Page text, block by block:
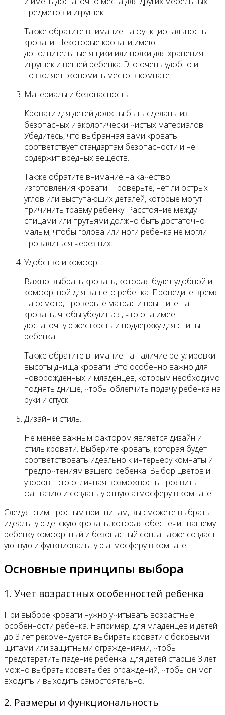
предметов и игрушек.
Также обратите внимание на функциональность
кровати. Некоторые кровати имеют
дополнительные ящики или полки для хранения
игрушек и вещей ребенка. Это очень удобно и
позволяет экономить место в комнате.
Материалы и безопасность.
Кровати для детей должны быть сделаны из
безопасных и экологически чистых материалов.
Убедитесь, что выбранная вами кровать
соответствует стандартам безопасности и не
содержит вредных веществ.
Также обратите внимание на качество
изготовления кровати. Проверьте, нет ли острых
углов или выступающих деталей, которые могут
причинить травму ребенку. Расстояние между
спицами или прутьями должно быть достаточно
малым, чтобы голова или ноги ребенка не могли
провалиться через них.
Удобство и комфорт.
Важно выбрать кровать, которая будет удобной и
комфортной для вашего ребенка. Проведите время
на осмотр, проверьте матрас и прыгните на
кровать, чтобы убедиться, что она имеет
достаточную жесткость и поддержку для спины
ребенка.
Также обратите внимание на наличие регулировки
высоты днища кровати. Это особенно важно для
новорожденных и младенцев, которым необходимо
поднять днище, чтобы облегчить подачу ребенка на
руки и спуск.
Дизайн и стиль.
Не менее важным фактором является дизайн и
стиль кровати. Выберите кровать, которая будет
соответствовать идеально к интерьеру комнаты и
предпочтениям вашего ребенка. Выбор цветов и
узоров - это отличная возможность проявить
фантазию и создать уютную атмосферу в комнате.
Следуя этим простым принципам, вы сможете выбрать
идеальную детскую кровать, которая обеспечит вашему
ребенку комфортный и безопасный сон, а также создаст
уютную и функциональную атмосферу в комнате.
Основные принципы выбора
1. Учет возрастных особенностей ребенка
При выборе кровати нужно учитывать возрастные
особенности ребенка. Например, для младенцев и детей
до 3 лет рекомендуется выбирать кровати с боковыми
щитами или защитными ограждениями, чтобы
предотвратить падение ребенка. Для детей старше 3 лет
можно выбрать кровать без ограждений, чтобы он мог
входить и выходить самостоятельно.
2. Размеры и функциональность